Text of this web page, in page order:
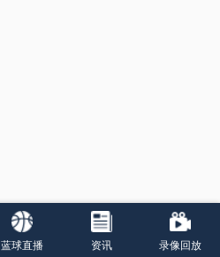
蓝球直播 资讯 录像回放